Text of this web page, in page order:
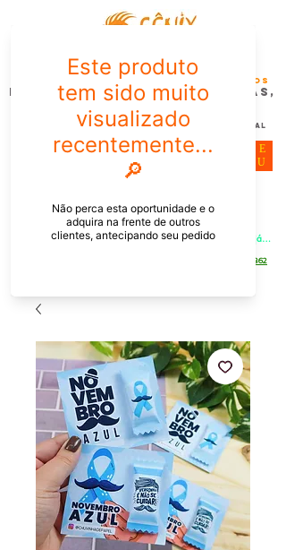
FÊNIX DESIGN STUDIO | Design
Gráfico| Desenvolvimento de Produtos
Personalizados para Pessoas,
Empresas e EventoS
Lembrancinhas, Brindes promocionais,
Decoração, Presentes e Comunicação Visual
PEDIDOS PELO CHAT OU WHATSAPP: Informe os produtos,
quantidade e o CEP ou endereço de entrega e receba um link já
ME
NU
[21] 9 6546 4862